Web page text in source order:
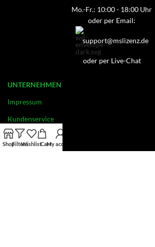
Mo.-Fr.: 10:00 - 18:00 Uhr
oder per Email:
support@mslizenz.de
oder per Live-Chat
UNTERNEHMEN
Impressum
Kundenservice
Datenschutz
Widerrufsbelehrung
ShopFiltersWishlistCartMy account